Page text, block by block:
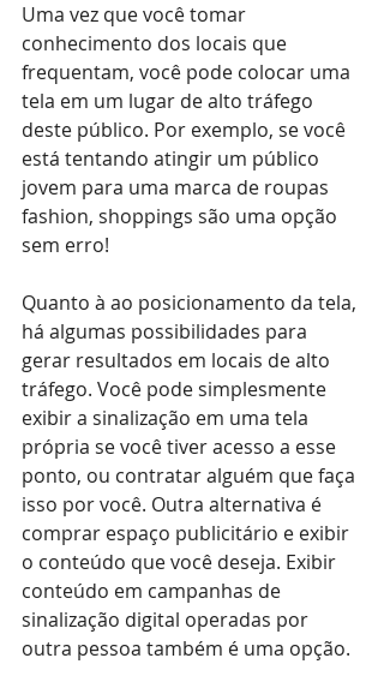
Uma vez que você tomar
conhecimento dos locais que
frequentam, você pode colocar uma
tela em um lugar de alto tráfego
deste público. Por exemplo, se você
está tentando atingir um público
jovem para uma marca de roupas
fashion, shoppings são uma opção
sem erro!
Quanto à ao posicionamento da tela,
há algumas possibilidades para
gerar resultados em locais de alto
tráfego. Você pode simplesmente
exibir a sinalização em uma tela
própria se você tiver acesso a esse
ponto, ou contratar alguém que faça
isso por você. Outra alternativa é
comprar espaço publicitário e exibir
o conteúdo que você deseja. Exibir
conteúdo em campanhas de
sinalização digital operadas por
outra pessoa também é uma opção.